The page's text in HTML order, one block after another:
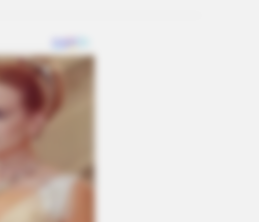
At 79, This Is Where Bill Clinton Lives
With His Partner